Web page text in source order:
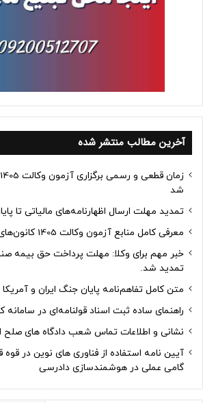
آخرین مطالب منتشر شده
شد
تمدید مهلت ارسال اظهارنامه‌های مالیاتی تا پایان
معرفی کامل منابع آزمون وکالت 1405 کانون‌های وکلای دادگستری
تمدید شد.
متن کامل تفاهم‌نامه پایان جنگ ایران و
راهنمای ساده ثبت اسناد قولنامه‌ای در
نشانی و اطلاعات تماس شعب دادگاه های صلح
آیین نامه استفاده از فناوری های نوین در
گامی عملی در هوشمندسازی دادرسی